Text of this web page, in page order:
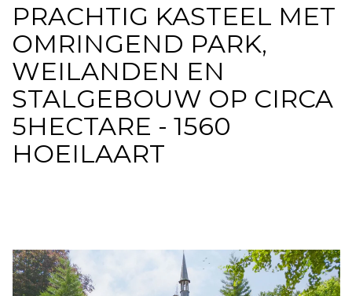
PRACHTIG KASTEEL MET
OMRINGEND PARK,
WEILANDEN EN
STALGEBOUW OP CIRCA
5HECTARE - 1560
HOEILAART